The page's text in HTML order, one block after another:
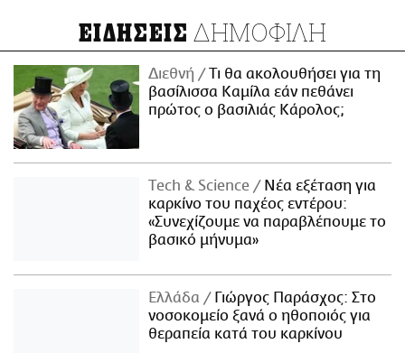
ΕΙΔΗΣΕΙΣ ΔΗΜΟΦΙΛΗ
Διεθνή
Τι θα ακολουθήσει για τη
βασίλισσα Καμίλα εάν πεθάνει
πρώτος ο βασιλιάς Κάρολος;
Τech & Science
Νέα εξέταση για
καρκίνο του παχέος εντέρου:
«Συνεχίζουμε να παραβλέπουμε το
βασικό μήνυμα»
Ελλάδα
Γιώργος Παράσχος: Στο
νοσοκομείο ξανά ο ηθοποιός για
θεραπεία κατά του καρκίνου